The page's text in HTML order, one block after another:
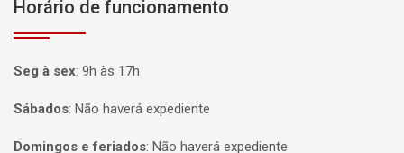
Horário de funcionamento
Seg à sex: 9h às 17h
Sábados: Não haverá expediente
Domingos e feriados: Não haverá expediente